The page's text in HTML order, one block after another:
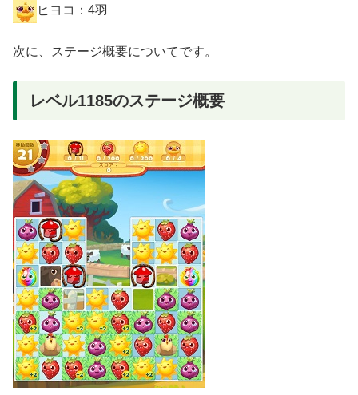
ヒヨコ：4羽
次に、ステージ概要についてです。
レベル1185のステージ概要